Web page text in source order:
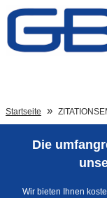
Zum Inhalt
Startseite
Die
Wir bieten Ihnen